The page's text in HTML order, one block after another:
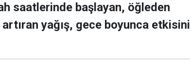
saatlerinde başlayan, öğleden
yağış, gece boyunca etkisini